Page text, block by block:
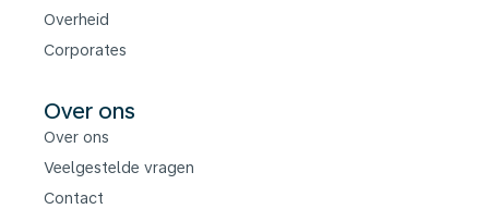
Overheid
Corporates
Over ons
Over ons
Veelgestelde vragen
Contact